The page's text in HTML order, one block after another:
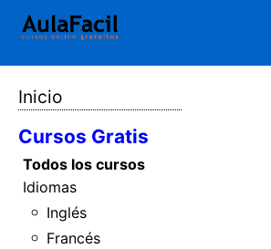
Inicio
Cursos Gratis
Todos los cursos
Idiomas
Inglés
Francés